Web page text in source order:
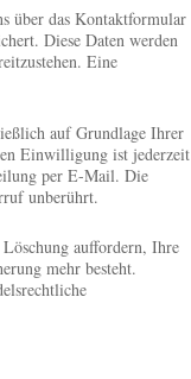
über das Kontaktformular
Diese Daten werden
Eine
auf Grundlage Ihrer
Einwilligung ist jederzeit
per E-Mail. Die
unberührt.
auffordern, Ihre
mehr besteht.